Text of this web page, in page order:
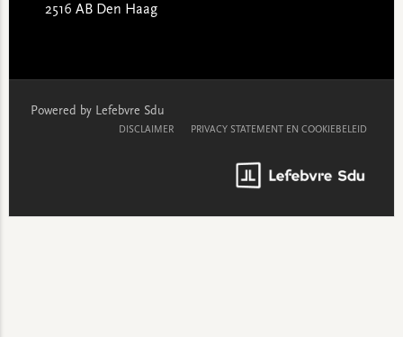
2516 AB Den Haag
Powered by Lefebvre Sdu
DISCLAIMER PRIVACY STATEMENT EN COOKIEBELEID